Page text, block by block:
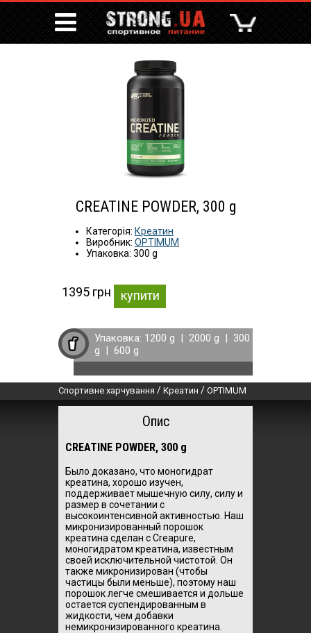
CREATINE POWDER, 300 g
Категорія: Креатин
Виробник: OPTIMUM
Упаковка: 300 g
1395 грн купити
Упаковка: 1200 g | 2000 g | 300
g | 600 g
Спортивне харчування / Креатин / OPTIMUM
Опис
CREATINE POWDER, 300 g
Было доказано, что моногидрат
креатина, хорошо изучен,
поддерживает мышечную силу, силу и
размер в сочетании с
высокоинтенсивной активностью. Наш
микронизированный порошок
креатина сделан с Creapure,
моногидратом креатина, известным
своей исключительной чистотой. Он
также микронизирован (чтобы
частицы были меньше), поэтому наш
порошок легче смешивается и дольше
остается суспендированным в
жидкости, чем добавки
немикронизированного креатина.